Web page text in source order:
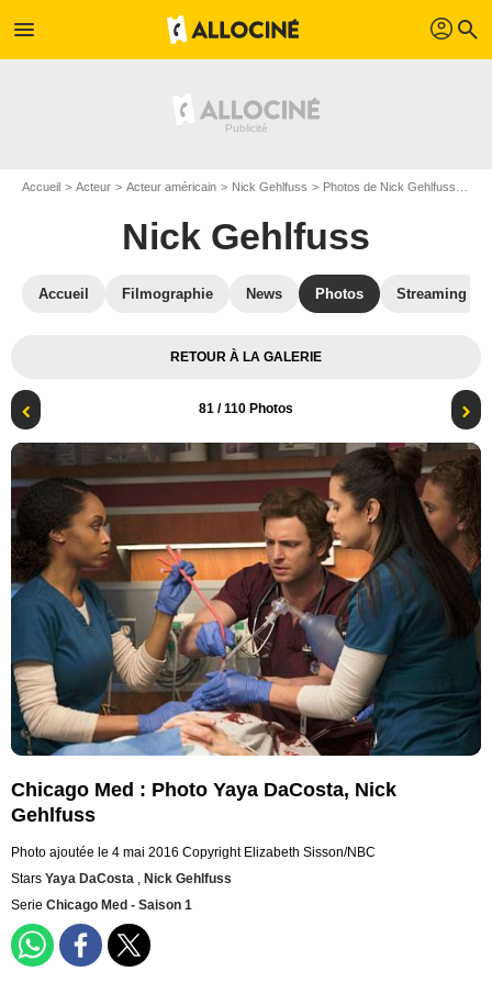
menu profil search
Accueil Acteur Acteur américain Nick Gehlfuss Photos de Nick Gehlfuss
Nick Gehlfuss
Accueil Filmographie News Photos Streaming
RETOUR À LA GALERIE
81 / 110 Photos
Chicago Med : Photo Yaya DaCosta, Nick
Gehlfuss
Photo ajoutée le 4 mai 2016 Copyright Elizabeth Sisson/NBC
Stars Yaya DaCosta , Nick Gehlfuss
Serie Chicago Med - Saison 1